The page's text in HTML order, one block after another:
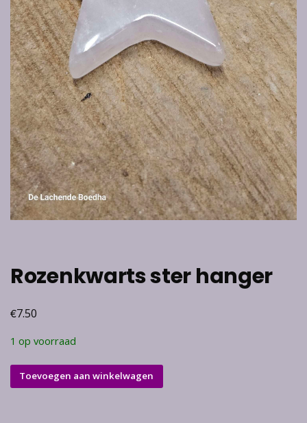
Rozenkwarts ster hanger
€7.50
1 op voorraad
Rozenkwarts
ster
Toevoegen aan winkelwagen